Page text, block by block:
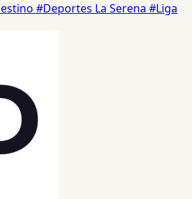
#Deportes La Serena #Liga